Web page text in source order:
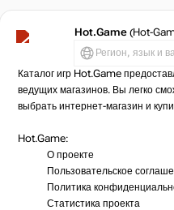
Hot.Game (Hot-
Регион, язык и
Каталог игр Hot.Game
ведущих магазинов. Вы легко
выбрать интернет-магазин и
Hot.Game:
О проекте
Пользовательское
Политика
Статистика проекта